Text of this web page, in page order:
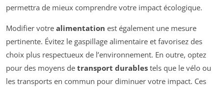
permettra de mieux comprendre votre impact écologique.
Modifier votre alimentation est également une mesure
pertinente. Évitez le gaspillage alimentaire et favorisez des
choix plus respectueux de l’environnement. En outre, optez
pour des moyens de transport durables tels que le vélo ou
les transports en commun pour diminuer votre impact. Ces